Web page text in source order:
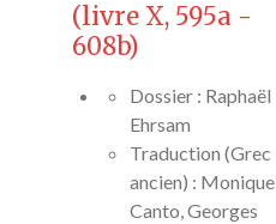
(livre X, 595a -
608b)
Dossier : Raphaël
Ehrsam
Traduction (Grec
ancien) : Monique
Canto, Georges